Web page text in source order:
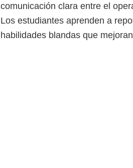
comunicación clara entre el
Los estudiantes aprenden a
habilidades blandas que